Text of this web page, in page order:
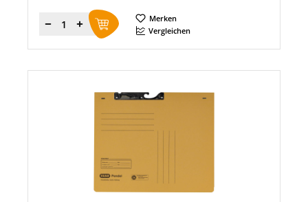
Menge
Merken
Vergleichen